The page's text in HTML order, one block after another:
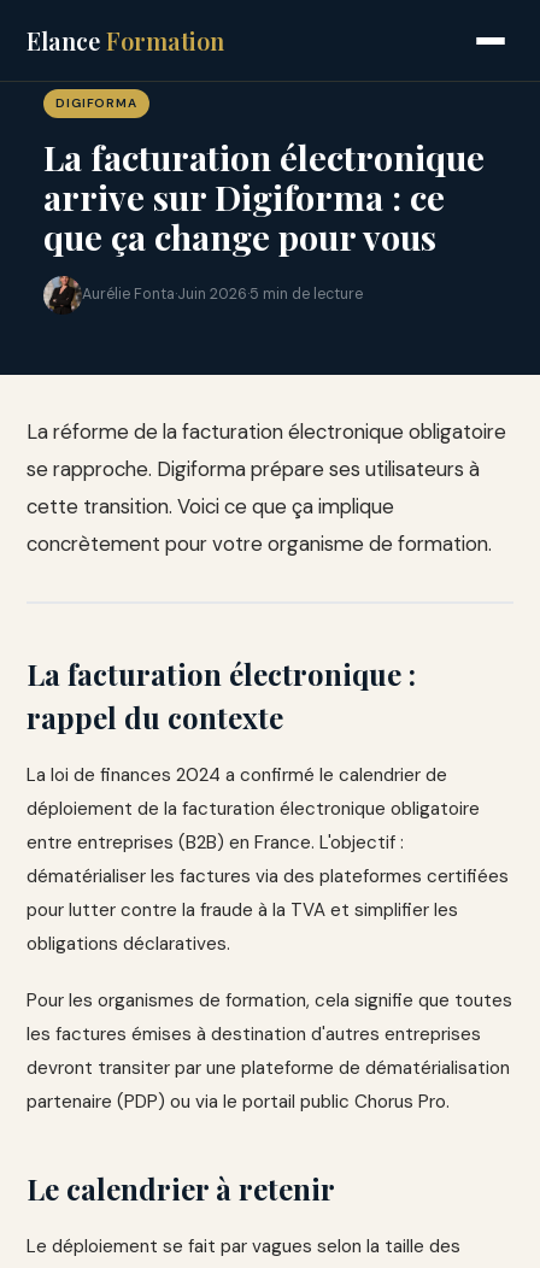
ElanceFormation
DIGIFORMA
La facturation électronique
arrive sur Digiforma : ce
que ça change pour vous
Aurélie Fonta·Juin 2026·5 min de lecture
La réforme de la facturation électronique obligatoire
se rapproche. Digiforma prépare ses utilisateurs à
cette transition. Voici ce que ça implique
concrètement pour votre organisme de formation.
La facturation électronique :
rappel du contexte
La loi de finances 2024 a confirmé le calendrier de
déploiement de la facturation électronique obligatoire
entre entreprises (B2B) en France. L'objectif :
dématérialiser les factures via des plateformes certifiées
pour lutter contre la fraude à la TVA et simplifier les
obligations déclaratives.
Pour les organismes de formation, cela signifie que toutes
les factures émises à destination d'autres entreprises
devront transiter par une plateforme de dématérialisation
partenaire (PDP) ou via le portail public Chorus Pro.
Le calendrier à retenir
Le déploiement se fait par vagues selon la taille des